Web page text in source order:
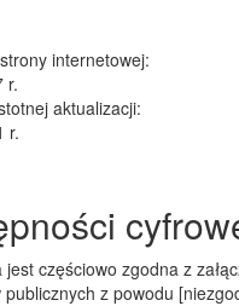
internetowej:
r.
aktualizacji:
r.
częściowo zgodna z
z powodu